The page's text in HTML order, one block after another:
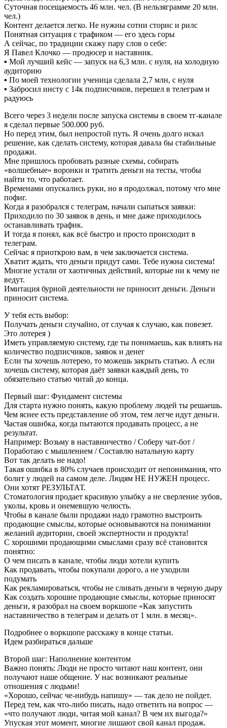
Суточная посещаемость 46 млн. чел. (В нельзяграмме 20 млн.
чел.)
Контент делается легко. Не нужны сотни сторис и рилс
Понятная ситуация с трафиком — его здесь горы
А сейчас, по традиции скажу пару слов о себе:
Я Павел Клочко — продюсер и наставник.
▪ Мой лучший кейс — запуск на 6,3 млн. с нуля, на холодную
аудиторию
▪ По моей технологии ученица сделала 2,7 млн, с нуля
▪ Забросил инсту с 14к подписчиков, перешел в телеграм и
радуюсь
Всего через 3 недели после запуска системы в своем тг-канале
я сделал первые 500.000 руб.
Но перед этим, был непростой путь. Я очень долго искал
решение, как сделать систему, которая давала бы стабильные
продажи.
Мне пришлось пробовать разные схемы, собирать
«волшебные» воронки и тратить деньги на тесты, чтобы
найти то, что работает.
Временами опускались руки, но я продолжал, потому что мне
пофиг.
Когда я разобрался с телеграм, начали сыпаться заявки:
Приходило по 30 заявок в день, и мне даже приходилось
останавливать трафик.
И тогда я понял, как всё быстро и просто происходит в
телеграм.
Сейчас я приоткрою вам, в чем заключается система.
Хватит ждать, что деньги придут сами. Тебе нужна система!
Многие устали от хаотичных действий, которые ни к чему не
ведут.
Имитация бурной деятельности не приносит деньги. Деньги
приносит система.
У тебя есть выбор:
Получать деньги случайно, от случая к случаю, как повезет.
Это лотерея )
Иметь управляемую систему, где ты понимаешь, как влиять на
количество подписчиков, заявок и денег
Если ты хочешь лотерею, то можешь закрыть статью. А если
хочешь систему, которая даёт заявки каждый день, то
обязательно статью читай до конца.
Первый шаг: Фундамент системы
Для старта нужно понять, какую проблему людей ты решаешь.
Чем яснее есть представление об этом, тем легче идут деньги.
Частая ошибка, когда пытаются продавать процесс, а не
результат.
Например: Возьму в наставничество / Соберу чат-бот /
Поработаю с мышлением / Составлю натальную карту
Вот так делать не надо!
Такая ошибка в 80% случаев происходит от непонимания, что
болит у людей на самом деле. Людям НЕ НУЖЕН процесс.
Они хотят РЕЗУЛЬТАТ.
Стоматология продает красивую улыбку а не сверление зубов,
уколы, кровь и онемевшую челюсть.
Чтобы в канале были продажи надо грамотно выстроить
продающие смыслы, которые основываются на понимании
желаний аудитории, своей экспертности и продукта!
С хорошими продающими смыслами сразу всё становится
понятно:
О чем писать в канале, чтобы люди хотели купить
Как продавать, чтобы покупали дорого, а не уходили
подумать
Как рекламироваться, чтобы не сливать деньги в черную дыру
Как создать хорошие продающие смыслы, которые приносят
деньги, я разобрал на своем воркшопе «Как запустить
наставничество в телеграм и делать от 1 млн. в месяц».
Подробнее о воркшопе расскажу в конце статьи.
Идем разбираться дальше
Второй шаг: Наполнение контентом
Важно понять: Люди не просто читают наш контент, они
получают наше общение. У нас возникают реальные
отношения с людьми!
«Хорошо, сейчас че-нибудь напишу» — так дело не пойдет.
Перед тем, как что-либо писать, надо ответить на вопрос —
«что получают люди, читая мой канал? В чем их выгода?»
Упуская этот момент, многие лишают свой канал продаж.